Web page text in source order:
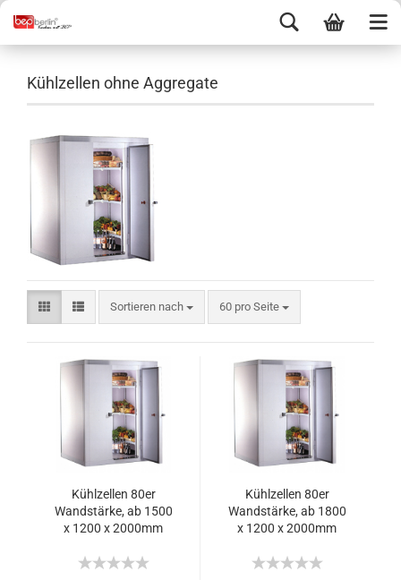
Kühlzellen ohne Aggregate
Sortieren nach 60 pro Seite
Kühlzellen 80er
Wandstärke, ab 1500
x 1200 x 2000mm
Kühlzellen 80er
Wandstärke, ab 1800
x 1200 x 2000mm